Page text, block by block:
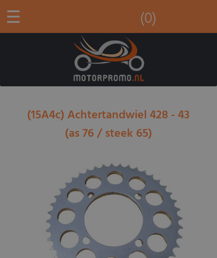
☰ (0)
(15A4c) Achtertandwiel 428 - 43
(as 76 / steek 65)